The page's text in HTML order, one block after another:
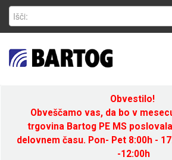
Obvestilo!
Obveščamo vas, da bo v
trgovina Bartog PE MS
delovnem času. Pon- Pet 8:00h -
-12:00h